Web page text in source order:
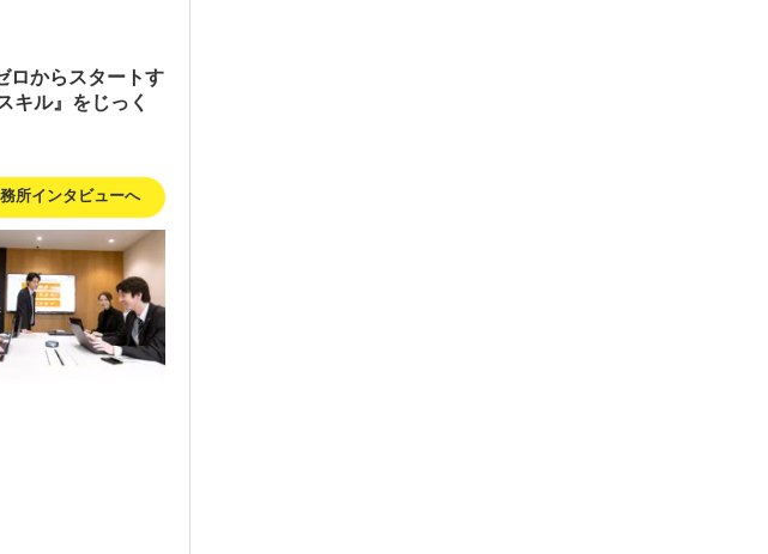
などお手伝いできる
指しています。
」を取得しました。
やすい環境づくりを
いてみませんか？
。
く活躍しています。
げたい目標がある方
ロからスタートす
キル』をじっく
所インタビューへ